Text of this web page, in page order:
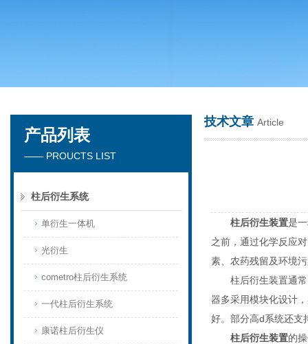
天津琛航科苑科技发展有限公司
产品列表
—— PROUCTS LIST
柱后衍生系统
单衍生一体机
光衍生
cometro柱后衍生系统
一代柱后衍生系统
康诺柱后衍生仪
技术文章 Article
柱后衍生装置是
之前，通过化学反应
素、农药残留及环境
柱后衍生装置通常
器多采用模块化设计
好。部分高d系统还支
柱后衍生装置的